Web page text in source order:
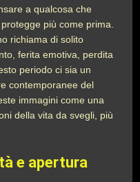
a qualcosa che
più come prima.
richiama di solito
ferita emotiva, perdita
periodo ci sia un
contemporanee del
immagini come una
della vita da svegli, più
e apertura